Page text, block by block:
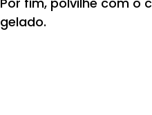
gelado.